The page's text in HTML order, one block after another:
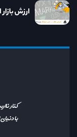
کنار
با
ارزش